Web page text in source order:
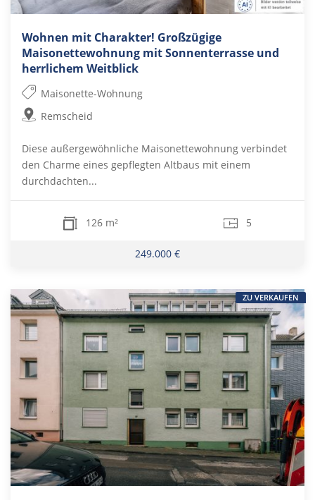
Wohnen mit Charakter! Großzügige
Maisonettewohnung mit Sonnenterrasse und
herrlichem Weitblick
Maisonette-Wohnung
Remscheid
Diese außergewöhnliche Maisonettewohnung verbindet
den Charme eines gepflegten Altbaus mit einem
durchdachten...
126 m² 5
249.000 €
ZU VERKAUFEN